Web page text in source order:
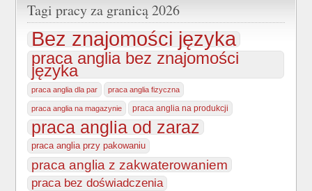
Tagi pracy za granicą 2026
Bez znajomości języka
praca anglia bez znajomości
języka
praca anglia dla par praca anglia fizyczna
praca anglia na magazynie praca anglia na produkcji
praca anglia od zaraz
praca anglia przy pakowaniu
praca anglia z zakwaterowaniem
praca bez doświadczenia